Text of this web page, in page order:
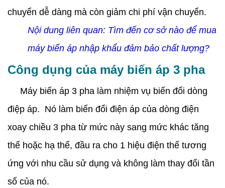
chuyển dễ dàng mà còn giảm chi phí vận chuyển.
Nội dung liên quan: Tìm đến cơ sở nào để mua
máy biến áp nhập khẩu đảm bảo chất lượng?
Công dụng của máy biến áp 3 pha
Máy biến áp 3 pha làm nhiệm vụ biến đổi dòng
điệp áp. Nó làm biến đổi điện áp của dòng điện
xoay chiều 3 pha từ mức này sang mức khác tăng
thế hoặc hạ thế, đầu ra cho 1 hiệu điện thế tương
ứng với nhu cầu sử dụng và không làm thay đổi tần
số của nó.